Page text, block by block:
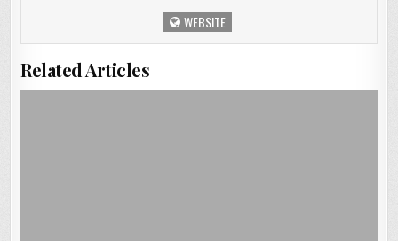
WEBSITE
Related Articles